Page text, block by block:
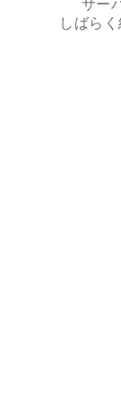
サー
しばら